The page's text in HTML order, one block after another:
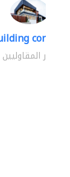
كبار المقاوليين